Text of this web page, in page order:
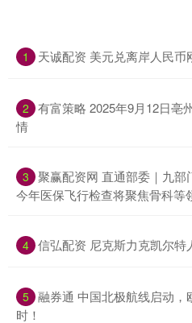
1 天诚配资 美元兑离岸人民币
2 有富策略 2025年9月12日亳
情
3 聚赢配资网 直通部委｜九
今年医保飞行检查将聚焦骨科等
4 信弘配资 尼克斯力克凯尔特
5 融券通 中国北极航线启动
时！